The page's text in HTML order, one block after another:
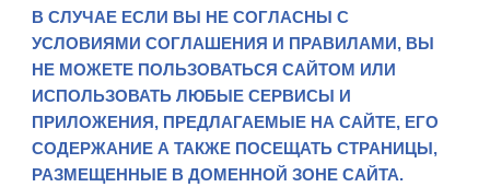
В СЛУЧАЕ ЕСЛИ ВЫ НЕ СОГЛАСНЫ С
УСЛОВИЯМИ СОГЛАШЕНИЯ И ПРАВИЛАМИ, ВЫ
НЕ МОЖЕТЕ ПОЛЬЗОВАТЬСЯ САЙТОМ ИЛИ
ИСПОЛЬЗОВАТЬ ЛЮБЫЕ СЕРВИСЫ И
ПРИЛОЖЕНИЯ, ПРЕДЛАГАЕМЫЕ НА САЙТЕ, ЕГО
СОДЕРЖАНИЕ А ТАКЖЕ ПОСЕЩАТЬ СТРАНИЦЫ,
РАЗМЕЩЕННЫЕ В ДОМЕННОЙ ЗОНЕ САЙТА.